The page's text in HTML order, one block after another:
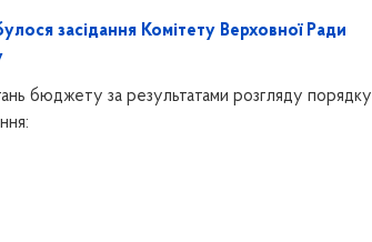
засідання Комітету Верховної Ради
бюджету за результатами розгляду порядку